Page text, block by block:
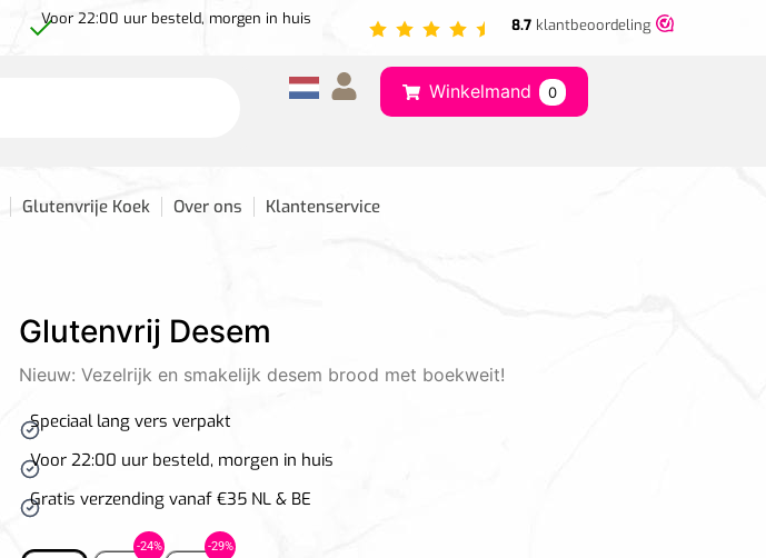
Voor 22:00 uur besteld, morgen in huis 8.7klantbeoordeling
Winkelmand 0
Glutenvrije Koek Over ons Klantenservice
Glutenvrij Desem
Nieuw: Vezelrijk en smakelijk desem brood met boekweit!
Speciaal lang vers verpakt
Voor 22:00 uur besteld, morgen in huis
Gratis verzending vanaf €35 NL & BE